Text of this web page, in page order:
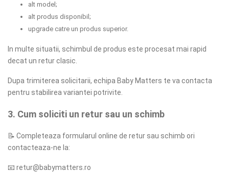
alt model;
alt produs disponibil;
upgrade catre un produs superior.
In multe situatii, schimbul de produs este procesat mai rapid
decat un retur clasic.
Dupa trimiterea solicitarii, echipa Baby Matters te va contacta
pentru stabilirea variantei potrivite.
3. Cum soliciti un retur sau un schimb
📝 Completeaza formularul online de retur sau schimb ori
contacteaza-ne la:
📧 retur@babymatters.ro